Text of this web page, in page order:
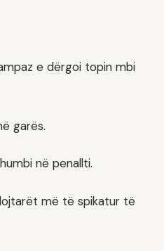
e dërgoi topin mbi
garës.
në penallti.
lojtarët më të spikatur të